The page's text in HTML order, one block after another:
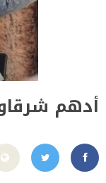
أدهم
timeline